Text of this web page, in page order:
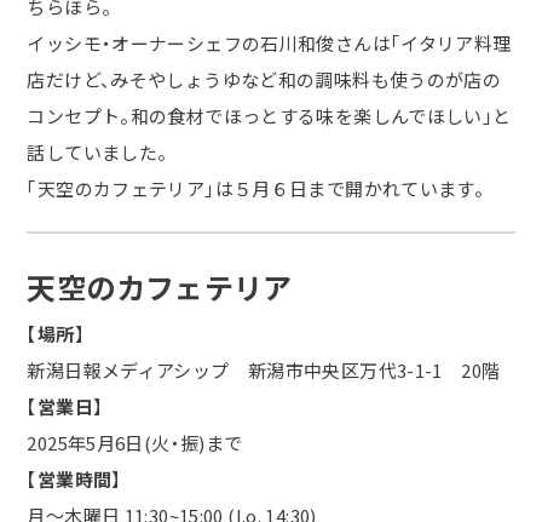
ちらほら。
イッシモ・オーナーシェフの石川和俊さんは「イタリア料理
店だけど、みそやしょうゆなど和の調味料も使うのが店の
コンセプト。和の食材でほっとする味を楽しんでほしい」と
話していました。
「天空のカフェテリア」は５月６日まで開かれています。
天空のカフェテリア
【場所】
新潟日報メディアシップ 新潟市中央区万代3-1-1 20階
【営業日】
2025年5月6日(火・振)まで
【営業時間】
月～木曜日 11:30~15:00 (l.o. 14:30)